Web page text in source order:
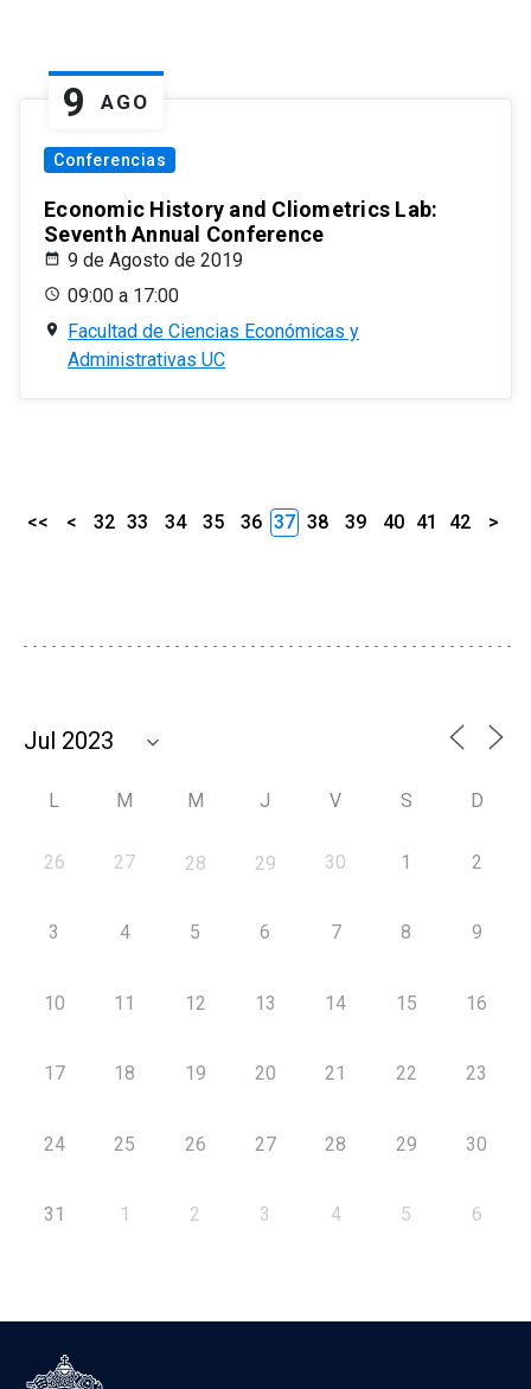
9 AGO
Conferencias
Economic History and Cliometrics Lab:
Seventh Annual Conference
9 de Agosto de 2019
09:00 a 17:00
Facultad de Ciencias Económicas y
Administrativas UC
<< < 32 33 34 35 36 37 38 39 40 41 42 >
L M M J V S D
26 27 28 29 30 1 2
3 4 5 6 7 8 9
10 11 12 13 14 15 16
17 18 19 20 21 22 23
24 25 26 27 28 29 30
31 1 2 3 4 5 6